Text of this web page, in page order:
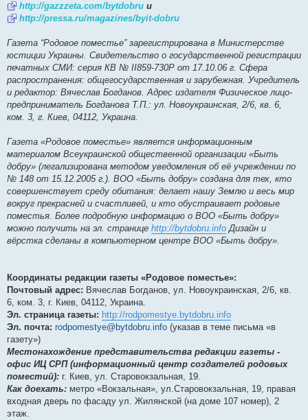
http://gazzzeta.com/bytdobru и
http://pressa.ru/magazines/byit-dobru
Газета “Родовое поместье” зарегистрирована в Министерстве
юстиции Украины. Свидетельство о государственной регистрации
печатных СМИ: серия КВ № ІІ859-730Р от 17.10.06 г. Сфера
распространения: общегосударственная и зарубежная. Учредитель
и редактор: Вячеслав Богданов. Адрес издателя Физическое лицо-
предприниматель Богданова Т.П.: ул. Новоукраинская, 2/6, кв. 6,
ком. 3, г. Киев, 04112, Украина.
Газета «Родовое поместье» является информационным
материалом Всеукраинской общественной организации «Быть
добру» (легализирована методом уведомления об её учреждении по
№ 148 от 15.12.2005 г.). ВОО «Быть добру» создана для тех, кто
совершенствует среду обитания: делает нашу Землю и весь мир
вокруг прекрасней и счастливей, и кто обустраивает родовые
поместья. Более подробную информацию о ВОО «Быть добру»
можно получить на эл. странице http://bytdobru.info Дизайн и
вёрстка сделаны в компьютерном центре ВОО «Быть добру».
Координаты редакции газеты «Родовое поместье»:
Почтовый адрес: Вячеслав Богданов, ул. Новоукраинская, 2/6, кв.
6, ком. 3, г. Киев, 04112, Украина.
Эл. страница газеты: http://rodpomestye.bytdobru.info
Эл. почта: rodpomestye@bytdobru.info (указав в теме письма «в
газету»)
Местонахождение представительства редакции газеты -
офис ИЦ СРП (информационный центр создателей родовых
поместий): г. Киев, ул. Старовокзальная, 19.
Как доехать: метро «Вокзальная», ул.Старовокзальная, 19, правая
входная дверь по фасаду ул. Жилянской (на доме 107 номер), 2
этаж.